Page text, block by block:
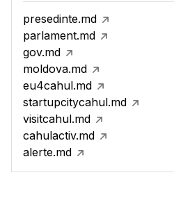
presedinte.md
parlament.md
gov.md
moldova.md
eu4cahul.md
startupcitycahul.md
visitcahul.md
cahulactiv.md
alerte.md